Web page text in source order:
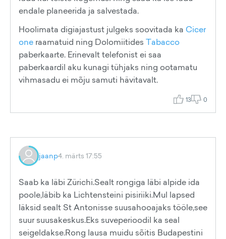
endale planeerida ja salvestada.
Hoolimata digiajastust julgeks soovitada ka Cicer
one raamatuid ning Dolomiitides Tabacco
paberkaarte. Erinevalt telefonist ei saa
paberkaardil aku kunagi tühjaks ning ootamatu
vihmasadu ei mõju samuti hävitavalt.
13 0
jaanp4. märts 17:55
Saab ka läbi Zürichi.Sealt rongiga läbi alpide ida
poole,läbib ka Lichtensteini pisiriiki.Mul lapsed
läksid sealt St Antonisse suusahooajaks tööle,see
suur suusakeskus.Eks suveperioodil ka seal
seigeldakse.Rong lausa muidu sõitis Budapestini